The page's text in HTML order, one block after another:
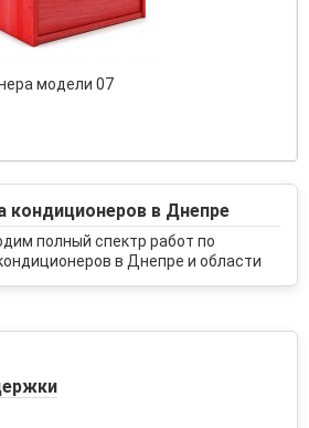
модели 07
кондиционеров в Днепре
полный спектр работ по
в Днепре и области